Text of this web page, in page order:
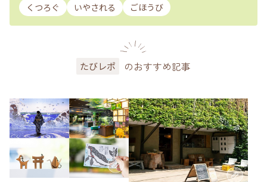
くつろぐ
いやされる ごほうび
たびレポ のおすすめ記事